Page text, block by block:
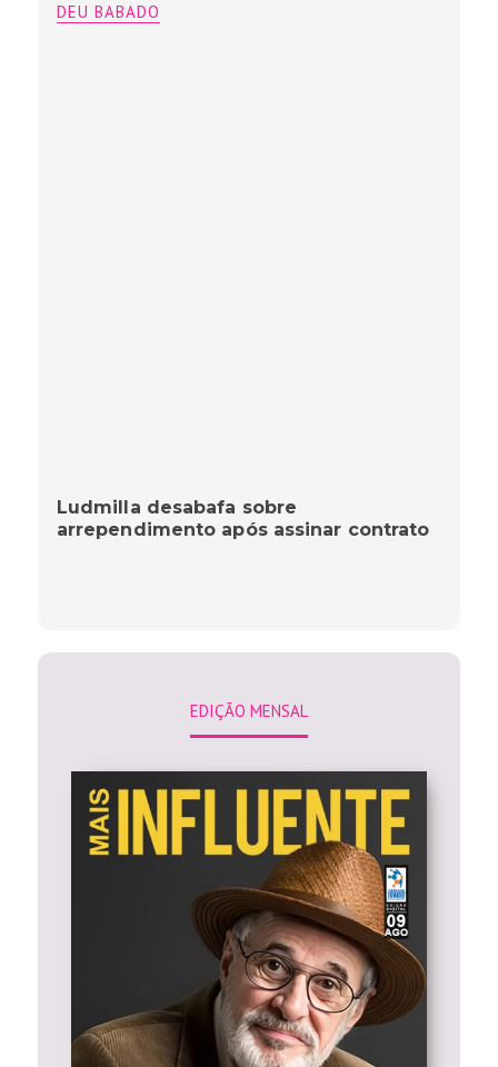
DEU BABADO
Ludmilla desabafa sobre
arrependimento após assinar contrato
EDIÇÃO MENSAL